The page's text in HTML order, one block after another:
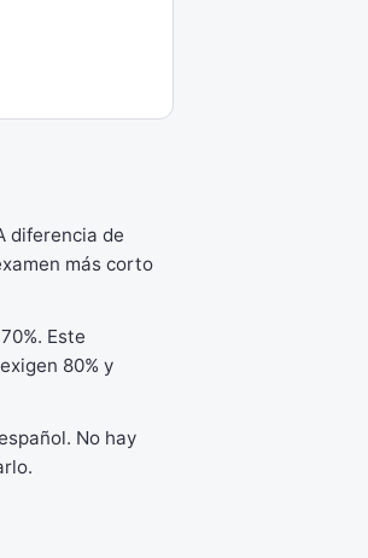
diferencia de
más corto
Este
80% y
No hay